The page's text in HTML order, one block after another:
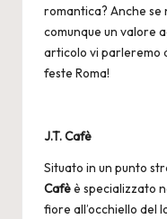
romantica? Anche
comunque un valore
articolo vi parleremo
feste Roma!
J.T. Cafè
Situato in un punto
Cafèè specializzato
fiore all’occhiello del